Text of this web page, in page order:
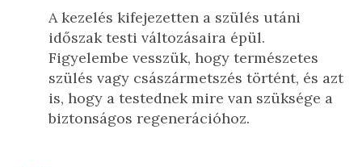
A kezelés kifejezetten a szülés utáni
időszak testi változásaira épül.
Figyelembe vesszük, hogy természetes
szülés vagy császármetszés történt, és azt
is, hogy a testednek mire van szüksége a
biztonságos regenerációhoz.